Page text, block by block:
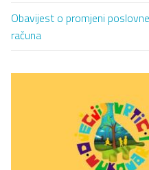
Obavijest o promjeni
računa